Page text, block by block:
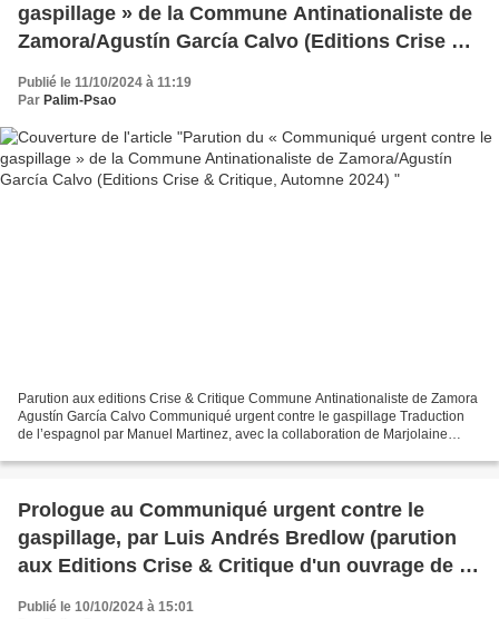
gaspillage » de la Commune Antinationaliste de
Zamora/Agustín García Calvo (Editions Crise &
Critique, Automne 2024)
Publié le 11/10/2024 à 11:19
Par Palim-Psao
Parution aux editions Crise & Critique Commune Antinationaliste de Zamora
Agustín García Calvo Communiqué urgent contre le gaspillage Traduction
de l’espagnol par Manuel Martinez, avec la collaboration de Marjolaine
Prologue au Communiqué urgent contre le
gaspillage, par Luis Andrés Bredlow (parution
aux Editions Crise & Critique d'un ouvrage de la
Publié le 10/10/2024 à 15:01